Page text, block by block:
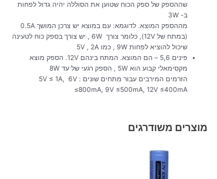
שההספק של ספק הכוח שטוען את הסוללה יהיה גדול לפחות
ב- 3W
מההספק המוצא. לדוגמא: עם במוצא יש צרכן המושך 0.5A
(במתח של 12V), כלומר צורך 6W , יש צורך בספק כוח לטעינה
שיכול להוציא לפחות 9W , כמו 5V , 2A
פינים 5,6 – הם המוצא. המתח בינהם 12V. הספק מוצא
מקסימאלי קבוע הוא 5W , הספק רגעי של עד 8W
הזרמים המירבים עבור מתחים שונים : 5V ≤ 1A, 6V
≤800mA, 9V ≤500mA, 12V ≤400mA
מוצרים משודרגים